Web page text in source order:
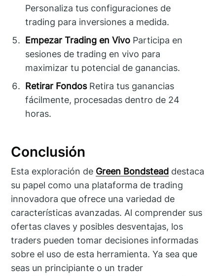
Personaliza tus configuraciones de
trading para inversiones a medida.
Empezar Trading en Vivo Participa en
sesiones de trading en vivo para
maximizar tu potencial de ganancias.
Retirar FondosRetira tus ganancias
fácilmente, procesadas dentro de 24
horas.
Conclusión
Esta exploración de Green Bondstead destaca
su papel como una plataforma de trading
innovadora que ofrece una variedad de
características avanzadas. Al comprender sus
ofertas claves y posibles desventajas, los
traders pueden tomar decisiones informadas
sobre el uso de esta herramienta. Ya sea que
seas un principiante o un trader